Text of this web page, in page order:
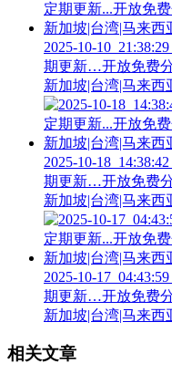
2025-10-
期更新…开放免费
新加坡|台湾|马来
2025-10-
期更新…开放免费
新加坡|台湾|马来
2025-10-
期更新…开放免费
新加坡|台湾|马来
相关文章